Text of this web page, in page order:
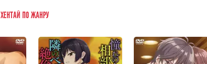
ХЕНТАЙ ПО ЖАНРУ